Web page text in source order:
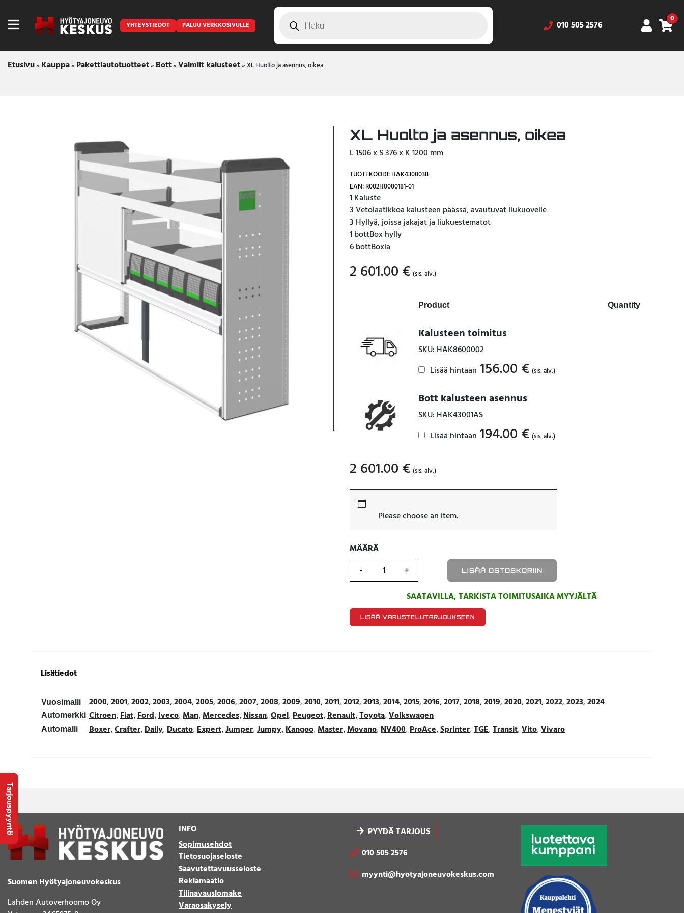
Keraamiset pinnoitukset
Pakettiautotuotteet
YHTEYSTIEDOT PALUU VERKKOSIVULLE search 010 505 2576
0
Etusivu»Kauppa»Pakettiautotuotteet»Bott»Valmiit kalusteet»XL Huolto ja asennus, oikea
XL Huolto ja asennus, oikea
L 1506 x S 376 x K 1200 mm
TUOTEKOODI: HAK4300038
EAN: R002H0000181-01
1 Kaluste
3 Vetolaatikkoa kalusteen päässä, avautuvat liukuovelle
3 Hyllyä, joissa jakajat ja liukuestematot
1 bottBox hylly
6 bottBoxia
2 601.00 € (sis. alv.)
Product Quantity
Kalusteen toimitus
SKU: HAK8600002
Lisää hintaan 156.00 € (sis. alv.)
Bott kalusteen asennus
SKU: HAK43001AS
Lisää hintaan 194.00 € (sis. alv.)
2 601.00 € (sis. alv.)
Please choose an item.
MÄÄRÄ
MÄÄRÄ
LISÄÄ OSTOSKORIIN
SAATAVILLA, TARKISTA TOIMITUSAIKA MYYJÄLTÄ
LISÄÄ VARUSTELUTARJOUKSEEN
Lisätiedot
Vuosimalli 2000,2001,2002,2003,2004,2005,2006,2007,2008,2009,2010,2011,2012,2013,2014,2015,2016,2017,2018,2019,2020,2021,2022,2023,2024
Automerkki Citroen, Fiat, Ford, Iveco, Man, Mercedes, Nissan, Opel, Peugeot, Renault, Toyota, Volkswagen
Automalli Boxer, Crafter, Daily, Ducato, Expert, Jumper, Jumpy, Kangoo, Master, Movano, NV400, ProAce, Sprinter, TGE, Transit, Vito, Vivaro
Suomen Hyötyajoneuvokeskus
Lahden Autoverhoomo Oy
INFO
Sopimusehdot
Tietosuojaseloste
Saavutettavuusseloste
Reklamaatio
Tilinavauslomake
Varaosakysely
PYYDÄ TARJOUS
010 505 2576
myynti@hyotyajoneuvokeskus.com
Tarjouspyyntö